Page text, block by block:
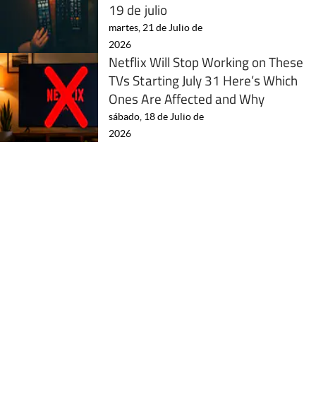
19 de julio
martes, 21 de Julio de
2026
Netflix Will Stop Working on These
TVs Starting July 31 Here’s Which
Ones Are Affected and Why
sábado, 18 de Julio de
2026